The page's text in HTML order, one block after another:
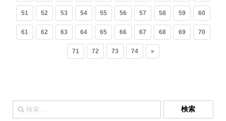
51 52 53 54 55 56 57 58 59 60
61 62 63 64 65 66 67 68 69 70
71 72 73 74 »
検
索: